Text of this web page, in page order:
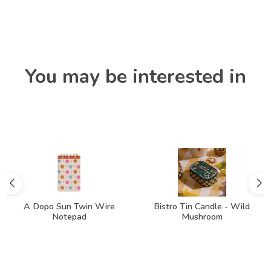
You may be interested in
A Dopo Sun Twin Wire
Notepad
Bistro Tin Candle - Wild
Mushroom